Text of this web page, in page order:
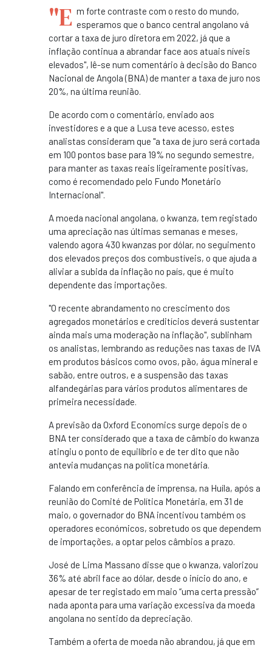
"E m forte contraste com o resto do mundo,
esperamos que o banco central angolano vá
cortar a taxa de juro diretora em 2022, já que a
inflação continua a abrandar face aos atuais níveis
elevados", lê-se num comentário à decisão do Banco
Nacional de Angola (BNA) de manter a taxa de juro nos
20%, na última reunião.
De acordo com o comentário, enviado aos
investidores e a que a Lusa teve acesso, estes
analistas consideram que "a taxa de juro será cortada
em 100 pontos base para 19% no segundo semestre,
para manter as taxas reais ligeiramente positivas,
como é recomendado pelo Fundo Monetário
Internacional".
A moeda nacional angolana, o kwanza, tem registado
uma apreciação nas últimas semanas e meses,
valendo agora 430 kwanzas por dólar, no seguimento
dos elevados preços dos combustíveis, o que ajuda a
aliviar a subida da inflação no país, que é muito
dependente das importações.
"O recente abrandamento no crescimento dos
agregados monetários e creditícios deverá sustentar
ainda mais uma moderação na inflação", sublinham
os analistas, lembrando as reduções nas taxas de IVA
em produtos básicos como ovos, pão, água mineral e
sabão, entre outros, e a suspensão das taxas
alfandegárias para vários produtos alimentares de
primeira necessidade.
A previsão da Oxford Economics surge depois de o
BNA ter considerado que a taxa de câmbio do kwanza
atingiu o ponto de equilíbrio e de ter dito que não
antevia mudanças na política monetária.
Falando em conferência de imprensa, na Huíla, após a
reunião do Comité de Política Monetária, em 31 de
maio, o governador do BNA incentivou também os
operadores económicos, sobretudo os que dependem
de importações, a optar pelos câmbios a prazo.
José de Lima Massano disse que o kwanza, valorizou
36% até abril face ao dólar, desde o início do ano, e
apesar de ter registado em maio “uma certa pressão”
nada aponta para uma variação excessiva da moeda
angolana no sentido da depreciação.
Também a oferta de moeda não abrandou, já que em